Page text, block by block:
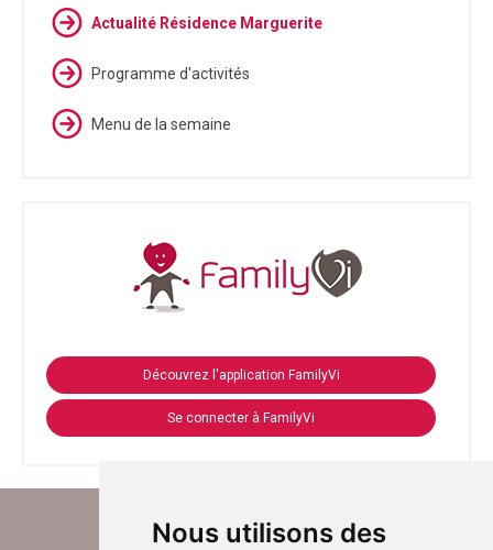
Nous utilisons des
Actualité Résidence Marguerite
Programme d'activités
Menu de la semaine
Découvrez l'application FamilyVi
Se connecter à FamilyVi